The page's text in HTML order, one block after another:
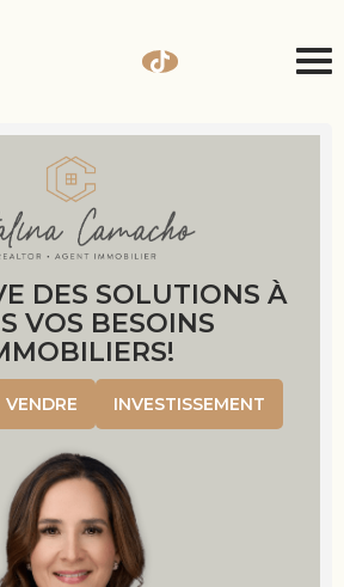
DES SOLUTIONS À
VOS BESOINS
VENDRE INVESTISSEMENT